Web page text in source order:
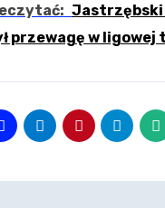
Jastrzębski
przewagę w ligowej